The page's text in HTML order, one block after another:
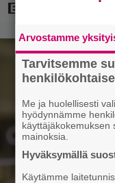
Arvostamme
Tarvitsemme
Me ja huolellisesti
hyödynnämme
käyttäjäkokemuksen
mainoksia.
Hyväksymällä
Käytämme